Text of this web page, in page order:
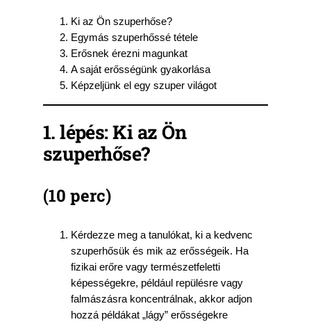
Ki az Ön szuperhőse?
Egymás szuperhőssé tétele
Erősnek érezni magunkat
A saját erősségünk gyakorlása
Képzeljünk el egy szuper világot
1. lépés: Ki az Ön
szuperhőse?
(10 perc)
Kérdezze meg a tanulókat, ki a kedvenc
szuperhősük és mik az erősségeik. Ha
fizikai erőre vagy természetfeletti
képességekre, például repülésre vagy
falmászásra koncentrálnak, akkor adjon
hozzá példákat „lágy” erősségekre